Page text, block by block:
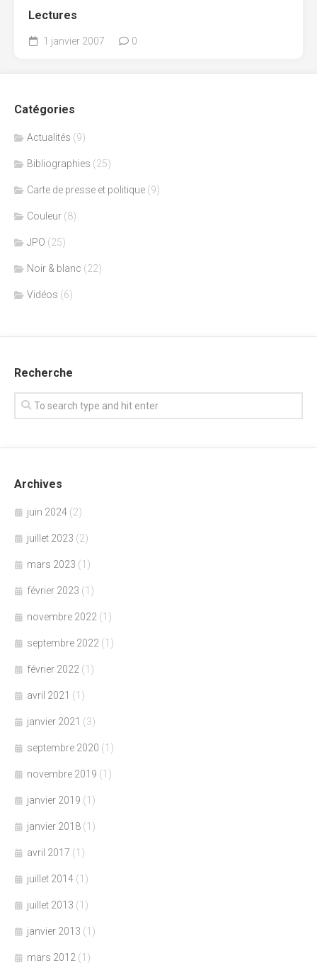
Lectures
1 janvier 2007 0
Catégories
Actualités (9)
Bibliographies (25)
Carte de presse et politique (9)
Couleur (8)
JPO (25)
Noir & blanc (22)
Vidéos (6)
Recherche
Archives
juin 2024 (2)
juillet 2023 (2)
mars 2023 (1)
février 2023 (1)
novembre 2022 (1)
septembre 2022 (1)
février 2022 (1)
avril 2021 (1)
janvier 2021 (3)
septembre 2020 (1)
novembre 2019 (1)
janvier 2019 (1)
janvier 2018 (1)
avril 2017 (1)
juillet 2014 (1)
juillet 2013 (1)
janvier 2013 (1)
mars 2012 (1)